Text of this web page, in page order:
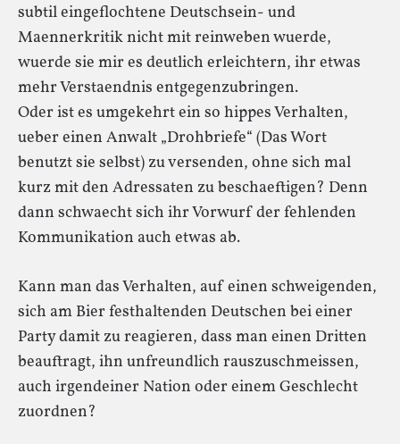
subtil eingeflochtene Deutschsein- und
Maennerkritik nicht mit reinweben wuerde,
wuerde sie mir es deutlich erleichtern, ihr etwas
mehr Verstaendnis entgegenzubringen.
Oder ist es umgekehrt ein so hippes Verhalten,
ueber einen Anwalt „Drohbriefe“ (Das Wort
benutzt sie selbst) zu versenden, ohne sich mal
kurz mit den Adressaten zu beschaeftigen? Denn
dann schwaecht sich ihr Vorwurf der fehlenden
Kommunikation auch etwas ab.
Kann man das Verhalten, auf einen schweigenden,
sich am Bier festhaltenden Deutschen bei einer
Party damit zu reagieren, dass man einen Dritten
beauftragt, ihn unfreundlich rauszuschmeissen,
auch irgendeiner Nation oder einem Geschlecht
zuordnen?